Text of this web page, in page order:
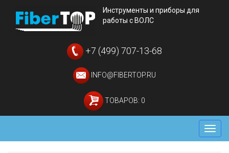
Инструменты и приборы для
работы с ВОЛС
+7 (499) 707-13-68
INFO@FIBERTOP.RU
ТОВАРОВ: 0
Меню